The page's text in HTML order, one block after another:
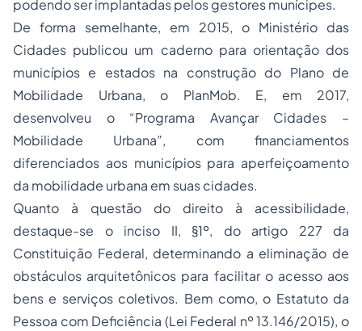
podendo ser implantadas pelos gestores munícipes.
De forma semelhante, em 2015, o Ministério das
Cidades publicou um caderno para orientação dos
municípios e estados na construção do Plano de
Mobilidade Urbana, o PlanMob. E, em 2017,
desenvolveu o “Programa Avançar Cidades –
Mobilidade Urbana”, com financiamentos
diferenciados aos municípios para aperfeiçoamento
da mobilidade urbana em suas cidades.
Quanto à questão do direito à acessibilidade,
destaque-se o inciso II, §1º, do artigo 227 da
Constituição Federal, determinando a eliminação de
obstáculos arquitetônicos para facilitar o acesso aos
bens e serviços coletivos. Bem como, o Estatuto da
Pessoa com Deficiência (Lei Federal nº 13.146/2015), o